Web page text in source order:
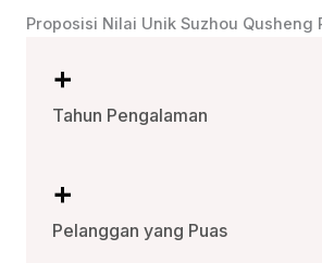
Proposisi Nilai Unik Suzhou Qusheng
+
Tahun Pengalaman
+
Pelanggan yang Puas